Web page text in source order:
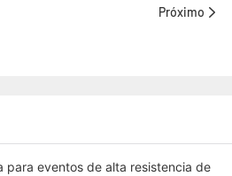
Próximo
para eventos de alta resistencia de